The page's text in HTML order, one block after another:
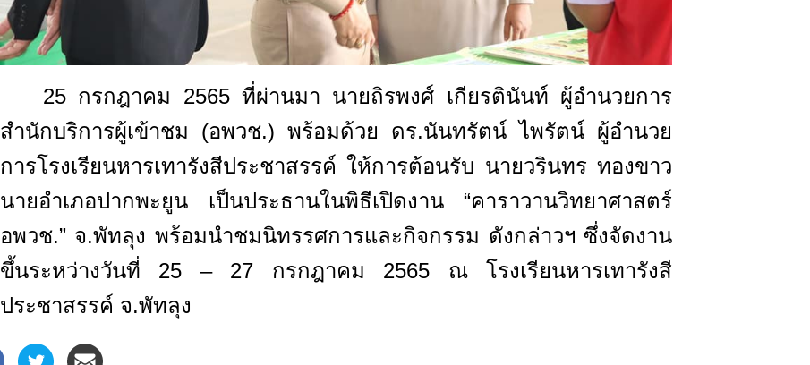
25 กรกฎาคม 2565 ที่ผ่านมา นายถิรพงศ์ เกียรตินันท์ ผู้อำนวยการ
สำนักบริการผู้เข้าชม (อพวช.) พร้อมด้วย ดร.นันทรัตน์ ไพรัตน์ ผู้อำนวย
การโรงเรียนหารเทารังสีประชาสรรค์ ให้การต้อนรับ นายวรินทร ทองขาว
นายอำเภอปากพะยูน เป็นประธานในพิธีเปิดงาน “คาราวานวิทยาศาสตร์
อพวช.” จ.พัทลุง พร้อมนำชมนิทรรศการและกิจกรรม ดังกล่าวฯ ซึ่งจัดงาน
ขึ้นระหว่างวันที่ 25 – 27 กรกฎาคม 2565 ณ โรงเรียนหารเทารังสี
ประชาสรรค์ จ.พัทลุง